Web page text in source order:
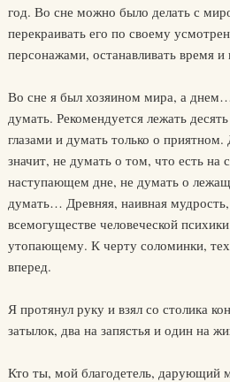
год. Во сне можно было делать с
перекраивать его по своему
персонажами, останавливать время и
Во сне я был хозяином мира, а
думать. Рекомендуется лежать
глазами и думать только о
значит, не думать о том, что есть
наступающем дне, не думать о
думать… Древняя, наивная мудрость,
всемогуществе человеческой
утопающему. К черту соломинки,
вперед.
Я протянул руку и взял со столика
затылок, два на запястья и один на
Кто ты, мой благодетель, дарующий